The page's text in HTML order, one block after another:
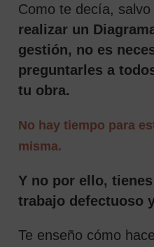
Como te decía,
realizar un
gestión, no es
preguntarles a
tu obra.
No hay tiempo para
misma.
Y no por ello,
trabajo defectuoso
Te enseño cómo